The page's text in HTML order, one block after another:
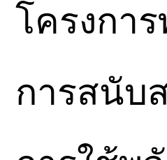
โครงกา
การสนับ